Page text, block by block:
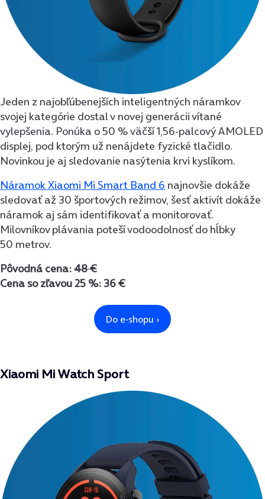
Jeden z najobľúbenejších inteligentných náramkov
svojej kategórie dostal v novej generácii vítané
vylepšenia. Ponúka o 50 % väčší 1,56-palcový AMOLED
displej, pod ktorým už nenájdete fyzické tlačidlo.
Novinkou je aj sledovanie nasýtenia krvi kyslíkom.
Náramok Xiaomi Mi Smart Band 6 najnovšie dokáže
sledovať až 30 športových režimov, šesť aktivít dokáže
náramok aj sám identifikovať a monitorovať.
Milovníkov plávania poteší vodoodolnosť do hĺbky
50 metrov.
Pôvodná cena:48 €
Cena so zľavou 25 %: 36 €
Xiaomi Mi Watch Sport